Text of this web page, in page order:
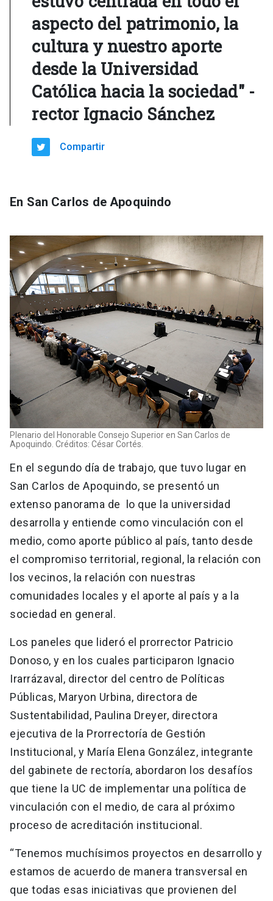
aspecto del patrimonio, la
cultura y nuestro aporte
desde la Universidad
Católica hacia la sociedad" -
rector Ignacio Sánchez
Compartir
En San Carlos de Apoquindo
Plenario del Honorable Consejo Superior en San Carlos de
Apoquindo. Créditos: César Cortés.
En el segundo día de trabajo, que tuvo lugar en
San Carlos de Apoquindo, se presentó un
extenso panorama de lo que la universidad
desarrolla y entiende como vinculación con el
medio, como aporte público al país, tanto desde
el compromiso territorial, regional, la relación con
los vecinos, la relación con nuestras
comunidades locales y el aporte al país y a la
sociedad en general.
Los paneles que lideró el prorrector Patricio
Donoso, y en los cuales participaron Ignacio
Irarrázaval, director del centro de Políticas
Públicas, Maryon Urbina, directora de
Sustentabilidad, Paulina Dreyer, directora
ejecutiva de la Prorrectoría de Gestión
Institucional, y María Elena González, integrante
del gabinete de rectoría, abordaron los desafíos
que tiene la UC de implementar una política de
vinculación con el medio, de cara al próximo
proceso de acreditación institucional.
“Tenemos muchísimos proyectos en desarrollo y
estamos de acuerdo de manera transversal en
que todas esas iniciativas que provienen del